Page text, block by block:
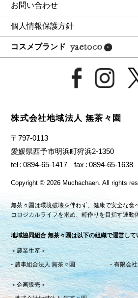
お問い合わせ
個人情報保護方針
コスメブランド
株式会社地域法人 無茶々園
〒797-0113
愛媛県西予市明浜町狩浜2-1350
tel
0894-65-1417 fax 0894-65-1638
Copyright© 2026 Muchachaen.All rights
無茶々園は環境破壊を伴わず、健康で安全な食
コロジカルライフを求め、町作りを目指す運動
地域協同組合 無茶々園は以下の組織で運営して
＜農業生産＞
農事組合法人 無茶々園
有限会
＜企画販売＞